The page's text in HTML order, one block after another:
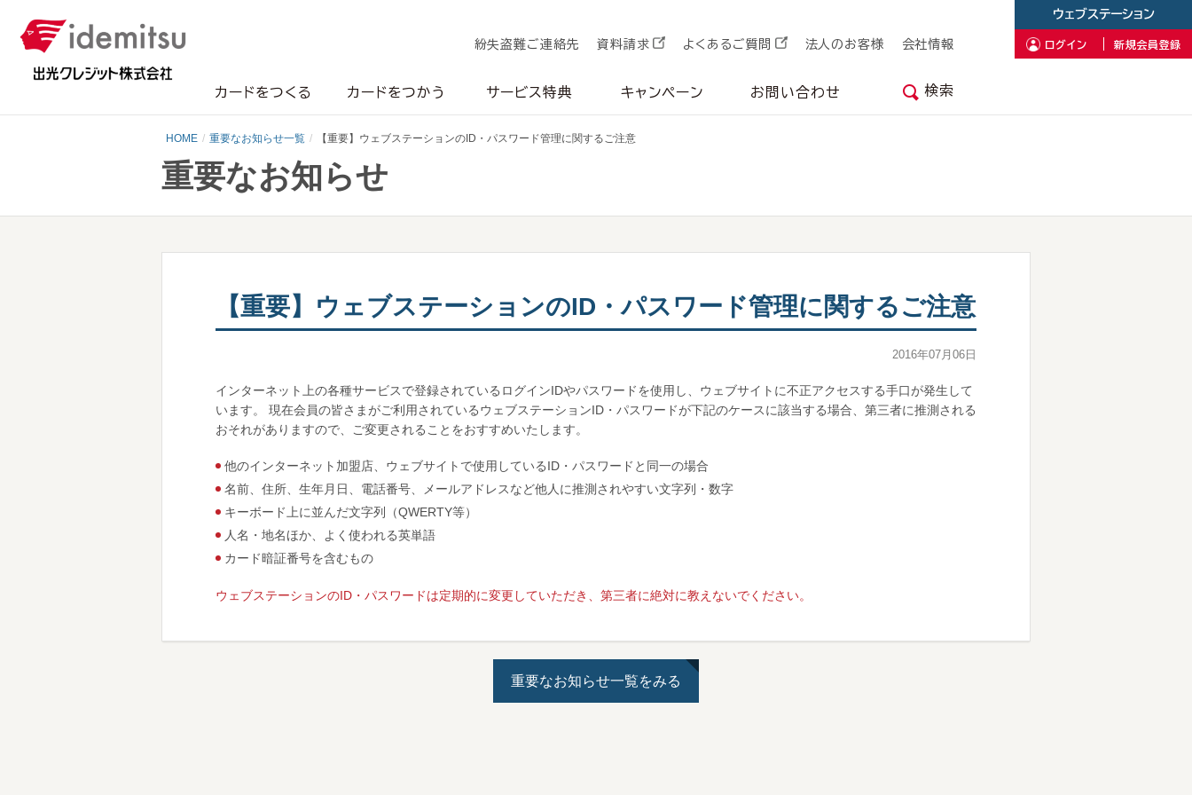
紛失盗難ご連絡先 資料請求 よくあるご質問 法人のお客様 会社情報
カードをつくる カードをつかう サービス特典 キャンペーン お問い合わせ 検索
ウェブステーション
ログイン 新規会員登録
HOME 重要なお知らせ一覧 【重要】ウェブステーションのID・パスワード管理に関するご注意
重要なお知らせ
【重要】ウェブステーションのID・パスワード管理に関するご注意
2016年07月06日
インターネット上の各種サービスで登録されているログインIDやパスワードを使用し、ウェブサイトに不正アクセスする手口が発生して
います。 現在会員の皆さまがご利用されているウェブステーションID・パスワードが下記のケースに該当する場合、第三者に推測される
おそれがありますので、ご変更されることをおすすめいたします。
他のインターネット加盟店、ウェブサイトで使用しているID・パスワードと同一の場合
名前、住所、生年月日、電話番号、メールアドレスなど他人に推測されやすい文字列・数字
キーボード上に並んだ文字列（QWERTY等）
人名・地名ほか、よく使われる英単語
カード暗証番号を含むもの
ウェブステーションのID・パスワードは定期的に変更していただき、第三者に絶対に教えないでください。
重要なお知らせ一覧をみる